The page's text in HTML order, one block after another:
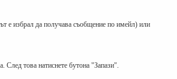
е избрал да получава съобщение по имейл) или
това натиснете бутона "Запази".